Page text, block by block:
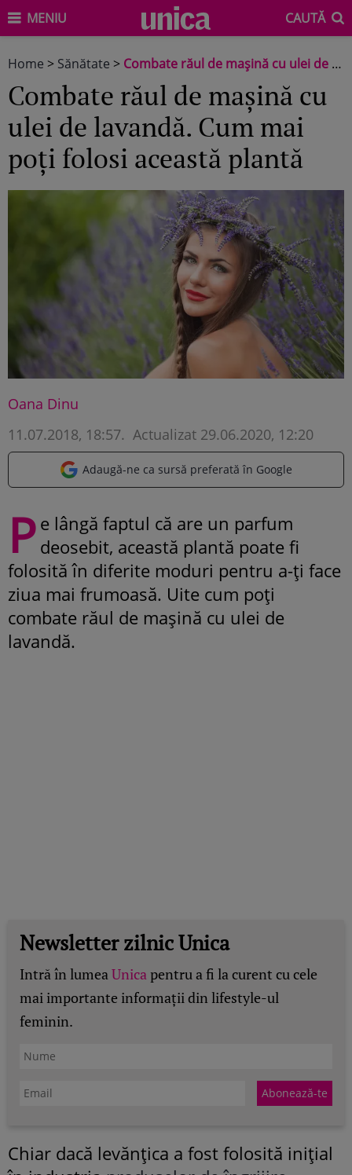
MENIU CAUTĂ
Home > Sănătate > Combate răul de mașină cu ulei de lavandă. Cum mai poți folosi această plantă
Combate răul de mașină cu
ulei de lavandă. Cum mai
poți folosi această plantă
Oana Dinu
11.07.2018, 18:57. Actualizat 29.06.2020, 12:20
Adaugă-ne ca sursă preferată în Google
P e lângă faptul că are un parfum
deosebit, această plantă poate fi
folosită în diferite moduri pentru a-ți face
ziua mai frumoasă. Uite cum poți
combate răul de mașină cu ulei de
lavandă.
Newsletter zilnic Unica
Intră în lumeaUnicapentru a fi la curent cu cele
mai importante informații din lifestyle-ul
feminin.
Chiar dacă levănțica a fost folosită inițial